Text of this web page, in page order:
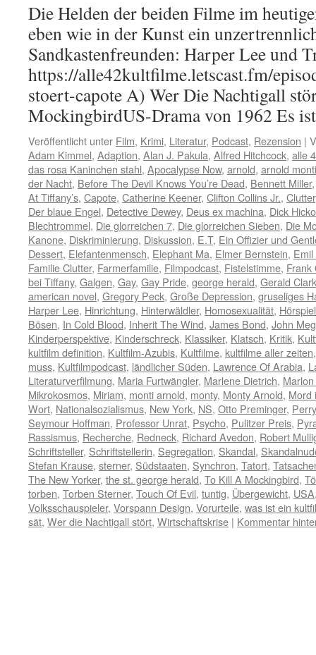
Die Helden der beiden Filme im
eben wie in der Kunst ein
Sandkastenfreunden: Harper Lee und
https://alle42kultfilme.letscast.fm/
stoert-capote A) Wer Die Nachtigall
MockingbirdUS-Drama von 1962 Es
Veröffentlicht unter Film, Krimi, Literatur, Podcast, Rezension |
Adam Kimmel, Adaption, Alan J. Pakula, Alfred Hitchcock, alle
das rosa Kaninchen stahl, Apocalypse Now, arnold, arnold monti
der Nacht, Before The Devil Knows You’re Dead, Bennett Miller
At Tiffany’s, Capote, Catherine Keener, Clifton Collins Jr., Clutter
Der blaue Engel, Detective Dewey, Deus ex machina, Dick
Blechtrommel, Die glorreichen 7, Die glorreichen Sieben, Die
Kanone, Diskriminierung, Diskussion, E.T, Ein Offizier und
Dessert, Elefantenmensch, Elephant Ma, Elmer Bernstein,
Familie Clutter, Farmerfamilie, Filmpodcast, Fistelstimme, Frank
bei Tiffany, Galgen, Gay, Gay Pride, george herald, Gerald
american novel, Gregory Peck, Große Depression, gruseliges
Harper Lee, Hinrichtung, Hinterwäldler, Homosexualität, Hörspiel
Bösen, In Cold Blood, Inherit The Wind, James Bond, John
Kinderperspektive, Kinderschreck, Klassiker, Klatsch, Kritik,
kultfilm definition, Kultfilm-Azubis, Kultfilme, kultfilme aller zeiten
muss, Kultfilmpodcast, ländlicher Süden, Lawrence Of Arabia,
Literaturverfilmung, Maria Furtwängler, Marlene Dietrich,
Mikrokosmos, Miriam, monti arnold, monty, Monty Arnold, Mord
Wort, Nationalsozialismus, New York, NS, Otto Preminger,
Seymour Hoffman, Professor Unrat, Psycho, Pulitzer Preis,
Rassismus, Recherche, Redneck, Richard Avedon, Robert
Schriftsteller, Schriftstellerin, Segregation, Skandal,
Stefan Krause, sterner, Südstaaten, Synchron, Tatort,
The New Yorker, the st. george herald, To Kill A Mockingbird,
torben, Torben Sterner, Touch Of Evil, tuntig, Übergewicht, USA
Volksschauspieler, Vorspann Design, Vorurteile, was ist ein
sät, Wer die Nachtigall stört, Wirtschaftskrise | Kommentar